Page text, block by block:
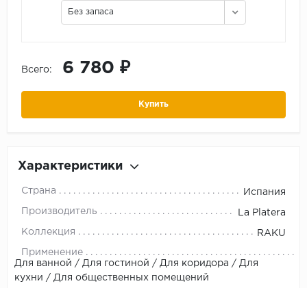
Без запаса
Всего: 6 780 ₽
Купить
Характеристики
Страна Испания
Производитель La Platera
Коллекция RAKU
Применение
Для ванной / Для гостиной / Для коридора / Для
кухни / Для общественных помещений